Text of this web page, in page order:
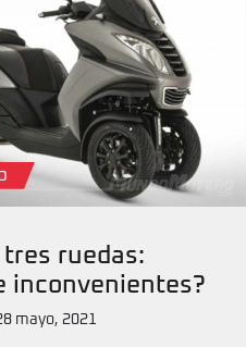
ruedas:
inconvenientes?
mayo, 2021